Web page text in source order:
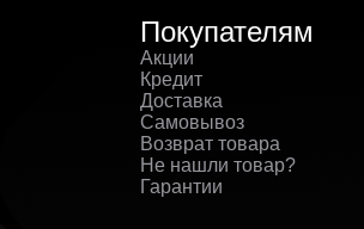
Покупателям
Акции
Кредит
Доставка
Самовывоз
Возврат товара
Не нашли товар?
Гарантии